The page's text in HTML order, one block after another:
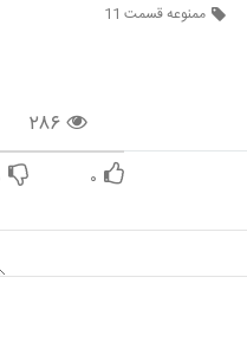
ممنوعه قسمت 11
۲۸۶
۰